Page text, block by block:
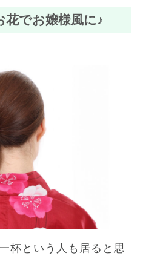
でお嬢様風に♪
杯という人も居ると思